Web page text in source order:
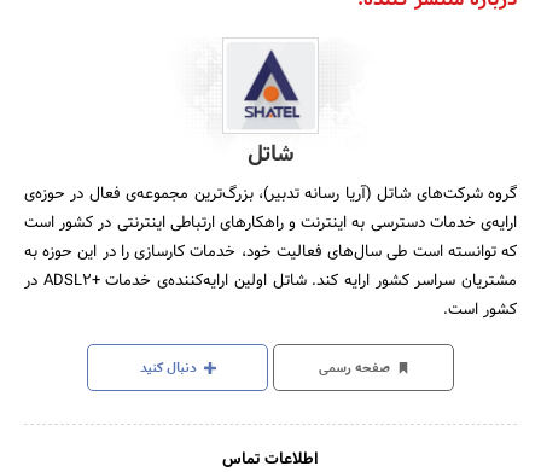
شاتل
گروه شرکت‌های شاتل (آریا رسانه تدبیر)، بزرگ‌ترین مجموعه‌ی فعال در حوزه‌ی
ارایه‌ی خدمات دسترسی به اینترنت و راهکارهای ارتباطی اینترنتی در کشور است
که توانسته است طی سال‌های فعالیت خود، خدمات کارسازی را در این حوزه به
مشتریان سراسر کشور ارایه کند. شاتل اولین ارایه‌کننده‌ی خدمات +ADSL2 در
کشور است.
صفحه رسمی دنبال کنید
اطلاعات تماس